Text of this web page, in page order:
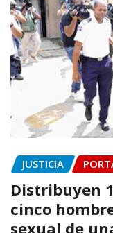
JUSTICIA
Distribuyen
cinco
sexual de